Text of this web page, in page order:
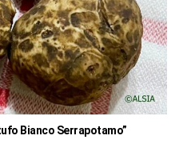
Bianco Serrapotamo”